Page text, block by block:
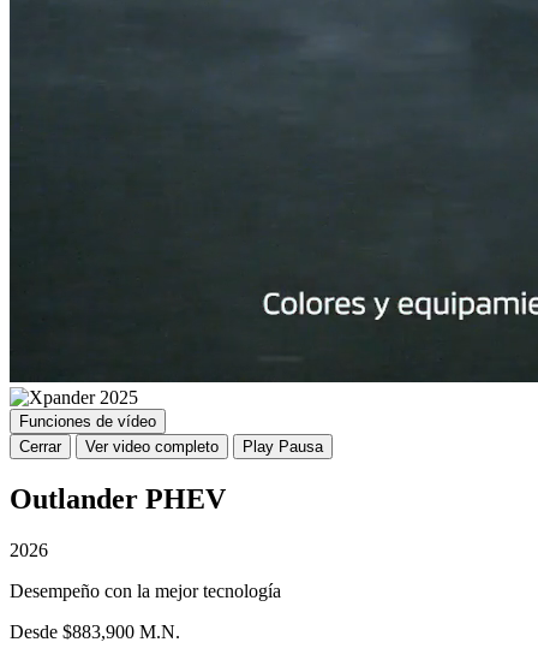
Funciones de vídeo
Cerrar
Ver video completo Play Pausa
Outlander PHEV
2026
Desempeño con la mejor tecnología
Desde $883,900 M.N.